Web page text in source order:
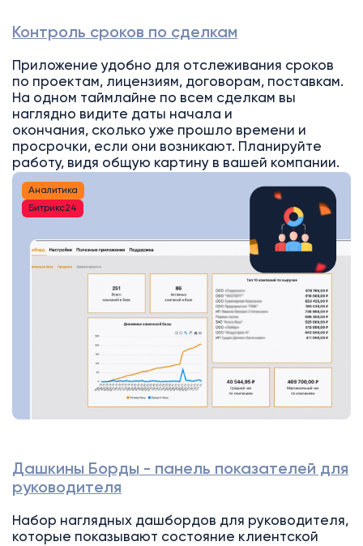
Контроль сроков по сделкам
Приложение удобно для отслеживания сроков
по проектам, лицензиям, договорам, поставкам.
На одном таймлайне по всем сделкам вы
наглядно видите даты начала и
окончания, сколько уже прошло времени и
просрочки, если они возникают. Планируйте
работу, видя общую картину в вашей компании.
Аналитика
Битрикс24
Дашкины Борды - панель показателей для
руководителя
Набор наглядных дашбордов для руководителя,
которые показывают состояние клиентской